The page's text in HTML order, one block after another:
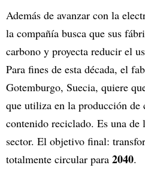
Además de avanzar con la
la compañía busca que sus
carbono y proyecta reducir el
Para fines de esta década, el
Gotemburgo, Suecia, quiere
que utiliza en la producción de
contenido reciclado. Es una de
sector. El objetivo final:
totalmente circular para 2040.